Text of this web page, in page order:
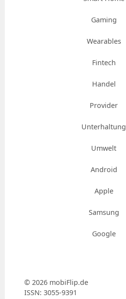
Gaming
Wearables
Fintech
Handel
Provider
Unterhaltung
Umwelt
Android
Apple
Samsung
Google
© 2026 mobiFlip.de
ISSN: 3055-9391